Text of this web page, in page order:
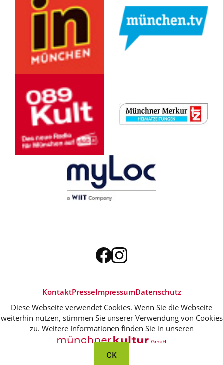
KontaktPresseImpressumDatenschutz
Diese Webseite verwendet Cookies. Wenn Sie die Webseite
weiterhin nutzen, stimmen Sie unserer Verwendung von Cookies
zu. Weitere Informationen finden Sie in unseren
OK